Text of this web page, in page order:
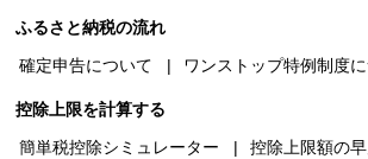
ふるさと納税の流れ
確定申告について
ワンストップ特例制度
控除上限を計算する
簡単税控除シミュレーター
控除上限額の